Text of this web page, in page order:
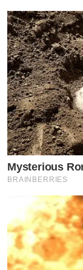
Mysterious
BRAINBERRIES